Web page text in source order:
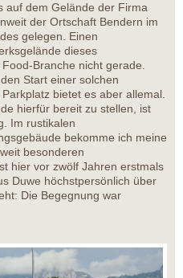
auf dem Gelände der Firma
der Ortschaft Bendern im
gelegen. Einen
dieses
Branche nicht gerade.
Start einer solchen
bietet es aber allemal.
hierfür bereit zu stellen, ist
Im rustikalen
bekomme ich meine
besonderen
hier vor zwölf Jahren erstmals
Duwe höchstpersönlich über
Die Begegnung war